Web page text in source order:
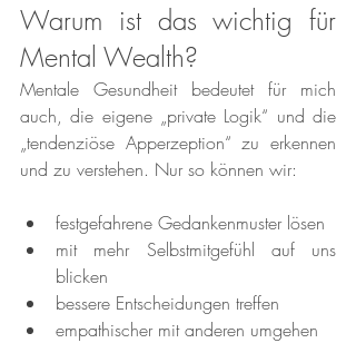
Warum ist das wichtig für
Mental Wealth?
Mentale Gesundheit bedeutet für mich
auch, die eigene „private Logik“ und die
„tendenziöse Apperzeption“ zu erkennen
und zu verstehen. Nur so können wir:
festgefahrene Gedankenmuster lösen
mit mehr Selbstmitgefühl auf uns
blicken
bessere Entscheidungen treffen
empathischer mit anderen umgehen